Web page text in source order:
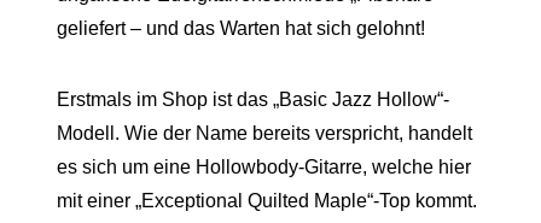
geliefert – und das Warten hat sich gelohnt!
Erstmals im Shop ist das „Basic Jazz Hollow“-
Modell. Wie der Name bereits verspricht, handelt
es sich um eine Hollowbody-Gitarre, welche hier
mit einer „Exceptional Quilted Maple“-Top kommt.